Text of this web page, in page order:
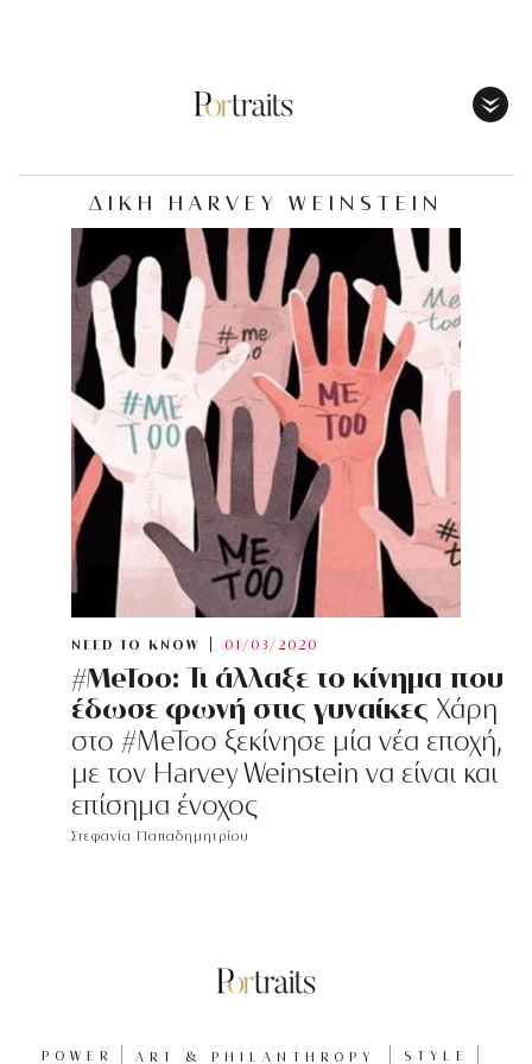
ΔΙΚΗ HARVEY WEINSTEIN
NEED TO KNOW 01/03/2020
#MeToo: Τι άλλαξε το κίνημα που
έδωσε φωνή στις γυναίκες Χάρη
στο #MeToo ξεκίνησε μία νέα εποχή,
με τον Harvey Weinstein να είναι και
επίσημα ένοχος
Στεφανία Παπαδημητρίου
POWER ART & PHILANTHROPY STYLE